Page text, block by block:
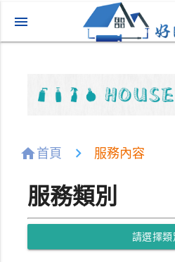
menu
home首頁 服務內容
服務類別
請選擇類